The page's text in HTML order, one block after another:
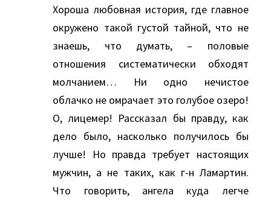
Хороша любовная история, где главное
окружено такой густой тайной, что не
знаешь, что думать, – половые
отношения систематически обходят
молчанием… Ни одно нечистое
облачко не омрачает это голубое озеро!
О, лицемер! Рассказал бы правду, как
дело было, насколько получилось бы
лучше! Но правда требует настоящих
мужчин, а не таких, как г-н Ламартин.
Что говорить, ангела куда легче